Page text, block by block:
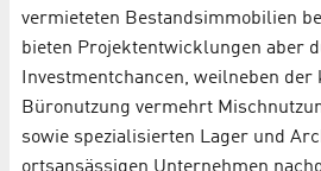
vermieteten Bestandsimmobilien
bieten Projektentwicklungen aber
Investmentchancen, weilneben der
Büronutzung vermehrt
sowie spezialisierten Lager und
ortsansässigen Unternehmen